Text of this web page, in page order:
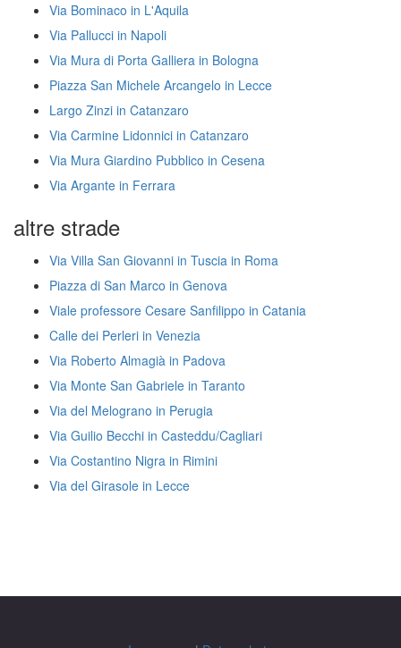
Via Bominaco in L'Aquila
Via Pallucci in Napoli
Via Mura di Porta Galliera in Bologna
Piazza San Michele Arcangelo in Lecce
Largo Zinzi in Catanzaro
Via Carmine Lidonnici in Catanzaro
Via Mura Giardino Pubblico in Cesena
Via Argante in Ferrara
altre strade
Via Villa San Giovanni in Tuscia in Roma
Piazza di San Marco in Genova
Viale professore Cesare Sanfilippo in Catania
Calle dei Perleri in Venezia
Via Roberto Almagià in Padova
Via Monte San Gabriele in Taranto
Via del Melograno in Perugia
Via Guilio Becchi in Casteddu/Cagliari
Via Costantino Nigra in Rimini
Via del Girasole in Lecce